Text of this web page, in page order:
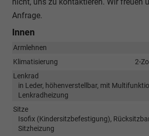
Anfrage.
Innen
Armlehnen
Klimatisierung
2-
Lenkrad
in Leder, höhenverstellbar, mit
Lenkradheizung
Sitze
Isofix (Kindersitzbefestigung),
Sitzheizung